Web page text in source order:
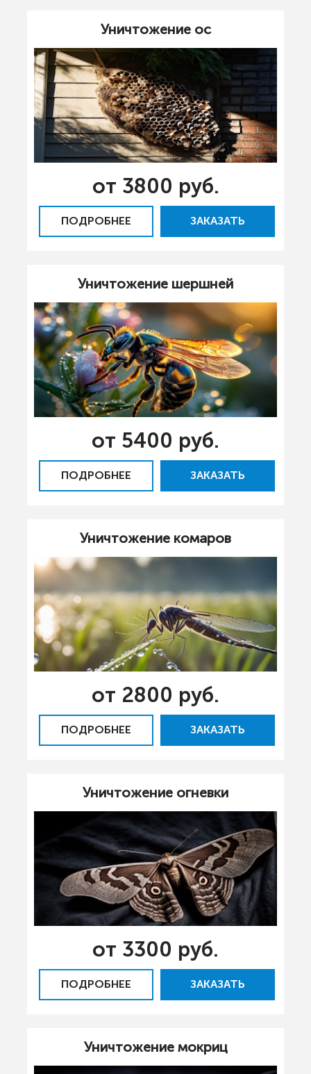
Уничтожение ос
от 3800 руб.
ПОДРОБНЕЕ ЗАКАЗАТЬ
Уничтожение шершней
от 5400 руб.
ПОДРОБНЕЕ ЗАКАЗАТЬ
Уничтожение комаров
от 2800 руб.
ПОДРОБНЕЕ ЗАКАЗАТЬ
Уничтожение огневки
от 3300 руб.
ПОДРОБНЕЕ ЗАКАЗАТЬ
Уничтожение мокриц